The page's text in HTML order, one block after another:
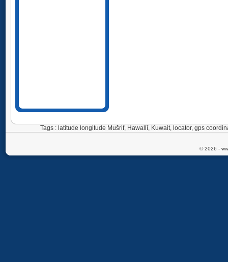
Tags : latitude longitude Mušrif, Hawallī, Kuwait, locator, gps
© 2026 -